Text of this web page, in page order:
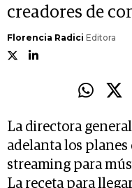
creadores de
Florencia Radici Editora
La directora
adelanta los
streaming para
La receta para